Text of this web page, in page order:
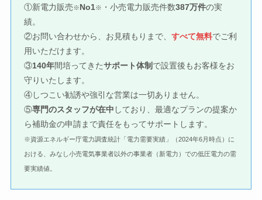
①新電力販売※No1※ ・小売電力販売件数387万件の実
績。
②お問い合わせから、お見積もりまで、すべて無料でご利
用いただけます。
③140年間培ってきたサポート体制 で設置後もお客様をお
守りいたします。
④しつこい勧誘や強引な営業は一切ありません。
⑤専門のスタッフが在中 しており、最適なプランの提案か
ら補助金の申請まで責任をもってサポートします。
※資源エネルギー庁電力調査統計「電力需要実績」（2024年6月時点）に
おける、みなし小売電気事業者以外の事業者（新電力）での低圧電力の需
要実績値。